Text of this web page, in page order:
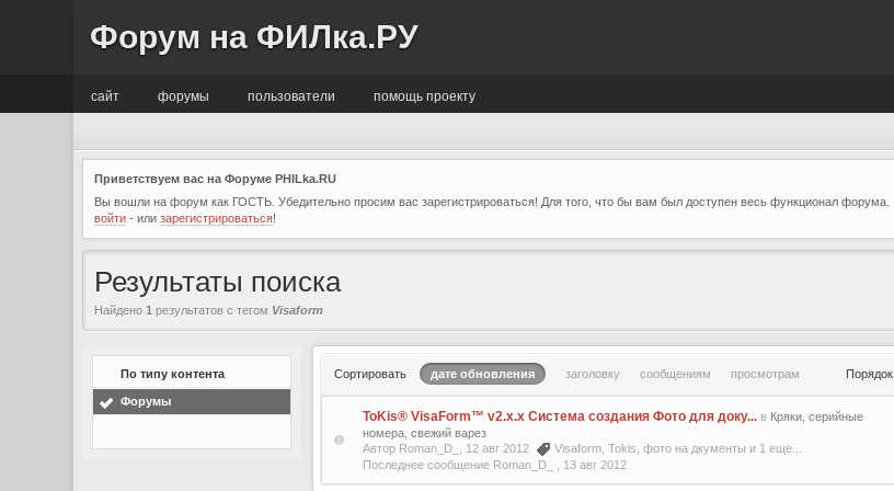
Форум на ФИЛка.РУ
сайт помощь проекту
форумы пользователи
Приветствуем вас на Форуме PHILka.RU
Вы вошли на форум как ГОСТЬ. Убедительно просим вас зарегистрироваться! Для того, что бы вам был доступен весь функционал форума.
войти - илизарегистрироваться!
Результаты поиска
Найдено1 результатов с тегом Visaform
По типу контента
Форумы
Сортировать дате обновления заголовку сообщениям просмотрам Порядок
ToKis® VisaForm™ v2.x.x Система создания Фото для доку... в Кряки, серийные
номера, свежий варез
Автор Roman_D_, 12 авг 2012
Visaform ,Tokis ,фото на дкументы и 1 еще...
Последнее сообщение Roman_D_ , 13 авг 2012